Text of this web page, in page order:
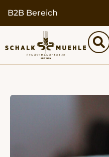
springen
B2B Bereich